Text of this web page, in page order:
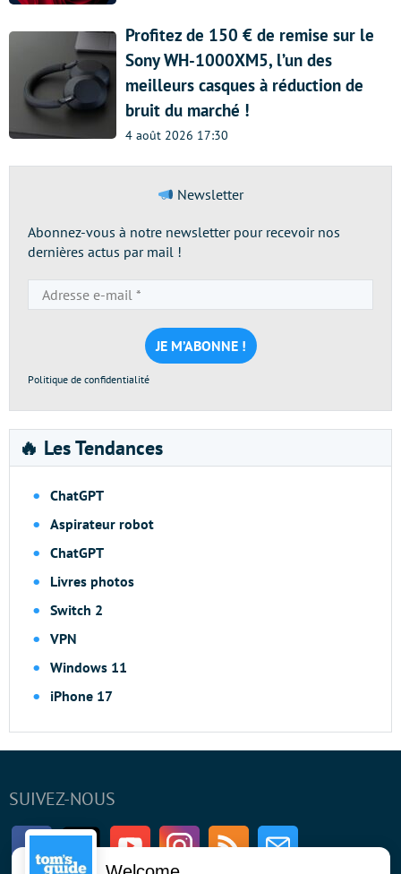
Profitez de 150 € de remise sur le
Sony WH-1000XM5, l’un des
meilleurs casques à réduction de
bruit du marché !
4 août 2026 17:30
Newsletter
Abonnez-vous à notre newsletter pour recevoir nos
dernières actus par mail !
e-
mail
*
Politique de confidentialité
🔥 Les Tendances
ChatGPT
Aspirateur robot
ChatGPT
Livres photos
Switch 2
VPN
Windows 11
iPhone 17
SUIVEZ-NOUS
FacebookTwitter Youtube InstagramRSS Newsletter